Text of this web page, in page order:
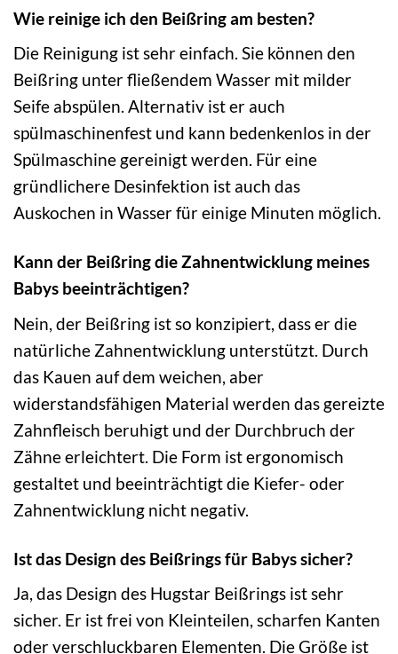
Wie reinige ich den Beißring am besten?
Die Reinigung ist sehr einfach. Sie können den
Beißring unter fließendem Wasser mit milder
Seife abspülen. Alternativ ist er auch
spülmaschinenfest und kann bedenkenlos in der
Spülmaschine gereinigt werden. Für eine
gründlichere Desinfektion ist auch das
Auskochen in Wasser für einige Minuten möglich.
Kann der Beißring die Zahnentwicklung meines
Babys beeinträchtigen?
Nein, der Beißring ist so konzipiert, dass er die
natürliche Zahnentwicklung unterstützt. Durch
das Kauen auf dem weichen, aber
widerstandsfähigen Material werden das gereizte
Zahnfleisch beruhigt und der Durchbruch der
Zähne erleichtert. Die Form ist ergonomisch
gestaltet und beeinträchtigt die Kiefer- oder
Zahnentwicklung nicht negativ.
Ist das Design des Beißrings für Babys sicher?
Ja, das Design des Hugstar Beißrings ist sehr
sicher. Er ist frei von Kleinteilen, scharfen Kanten
oder verschluckbaren Elementen. Die Größe ist